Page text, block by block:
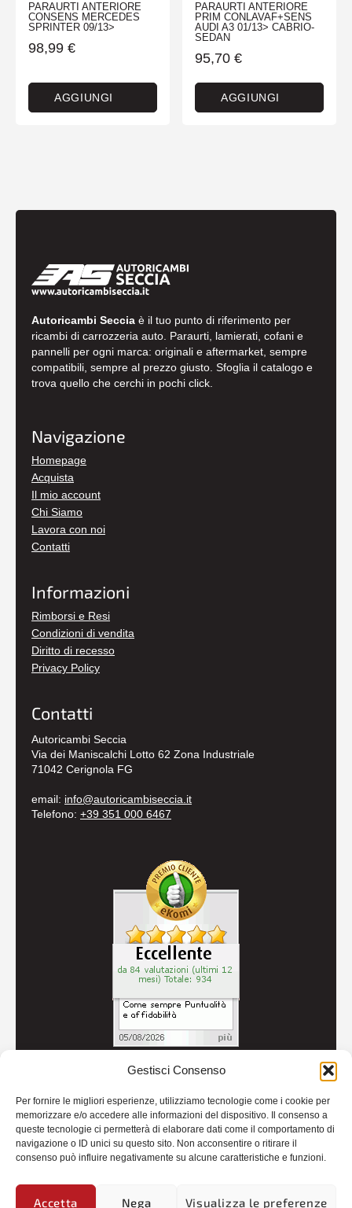
Gestisci Consenso
Per fornire le migliori esperienze, utilizziamo tecnologie come i cookie per
memorizzare e/o accedere alle informazioni del dispositivo. Il consenso a
queste tecnologie ci permetterà di elaborare dati come il comportamento di
navigazione o ID unici su questo sito. Non acconsentire o ritirare il
consenso può influire negativamente su alcune caratteristiche e funzioni.
Accetta Nega Visualizza le preferenze
PARAURTI ANTERIORE
CONSENS MERCEDES
SPRINTER 09/13>
98,99 €
AGGIUNGI
PARAURTI ANTERIORE
PRIM CONLAVAF+SENS
AUDI A3 01/13> CABRIO-
SEDAN
95,70 €
AGGIUNGI
Autoricambi Seccia è il tuo punto di riferimento per
ricambi di carrozzeria auto. Paraurti, lamierati, cofani e
pannelli per ogni marca: originali e aftermarket, sempre
compatibili, sempre al prezzo giusto. Sfoglia il catalogo e
trova quello che cerchi in pochi click.
Navigazione
Homepage
Acquista
Il mio account
Chi Siamo
Lavora con noi
Contatti
Informazioni
Rimborsi e Resi
Condizioni di vendita
Diritto di recesso
Privacy Policy
Contatti
Autoricambi Seccia
Via dei Maniscalchi Lotto 62 Zona Industriale
71042 Cerignola FG
email: info@autoricambiseccia.it
Telefono: +39 351 000 6467
Credits